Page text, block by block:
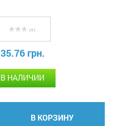
( 0 )
35.76 грн.
В НАЛИЧИИ
В КОРЗИНУ